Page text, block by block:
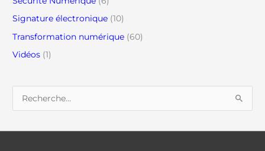
Signature électronique (10)
Transformation numérique (60)
Vidéos (1)
c